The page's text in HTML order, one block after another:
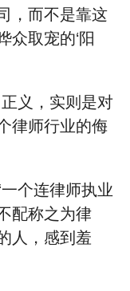
，而不是靠这
众取宠的‘阳
义，实则是对
律师行业的侮
个连律师执业
配称之为律
人，感到羞